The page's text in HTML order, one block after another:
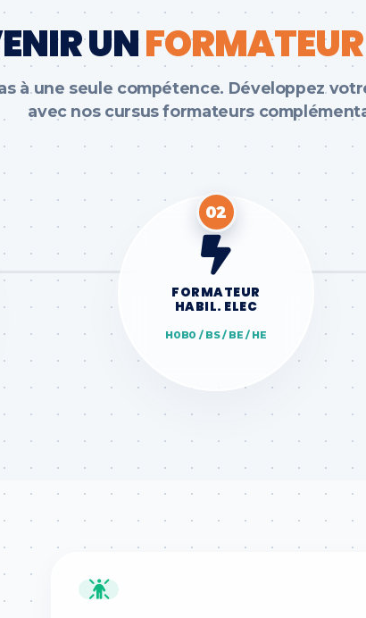
UN
à une seule compétence. Développez
avec nos cursus formateurs
02
FORMATEUR
HABIL. ELEC
H0B0 / BS / BE / HE